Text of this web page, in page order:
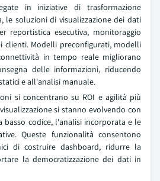
in iniziative di trasformazione
le soluzioni di visualizzazione dei dati
reportistica esecutiva, monitoraggio
clienti. Modelli preconfigurati, modelli
in tempo reale migliorano
delle informazioni, riducendo
e all'analisi manuale.
si concentrano su ROI e agilità più
si stanno evolvendo con
basso codice, l'analisi incorporata e le
Queste funzionalità consentono
di costruire dashboard, ridurre la
la democratizzazione dei dati in